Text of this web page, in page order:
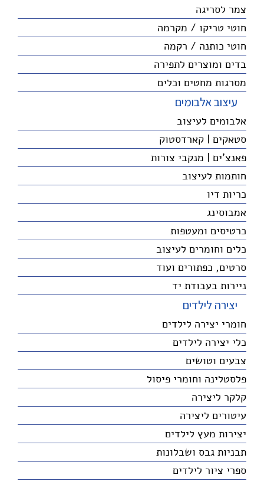
צמר לסריגה
חוטי טריקו / מקרמה
חוטי כותנה / רקמה
בדים ומוצרים לתפירה
מסרגות מחטים וכלים
עיצוב אלבומים
אלבומים לעיצוב
סטאקים | קארדסטוק
פאנצ'ים | מנקבי צורות
חותמות לעיצוב
כריות דיו
אמבוסינג
כרטיסים ומעטפות
כלים וחומרים לעיצוב
סרטים, כפתורים ועוד
ניירות בעבודת יד
יצירה לילדים
חומרי יצירה לילדים
כלי יצירה לילדים
צבעים וטושים
פלסטלינה וחומרי פיסול
קלקר ליצירה
עיטורים ליצירה
יצירות מעץ לילדים
תבניות גבס ושבלונות
ספרי ציור לילדים